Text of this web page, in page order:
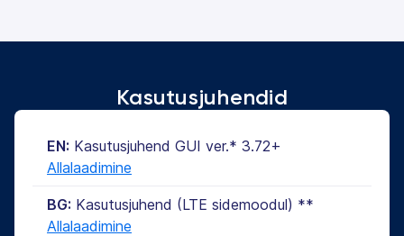
Kasutusjuhendid
EN: Kasutusjuhend GUI ver.* 3.72+
Allalaadimine
BG: Kasutusjuhend (LTE sidemoodul) **
Allalaadimine